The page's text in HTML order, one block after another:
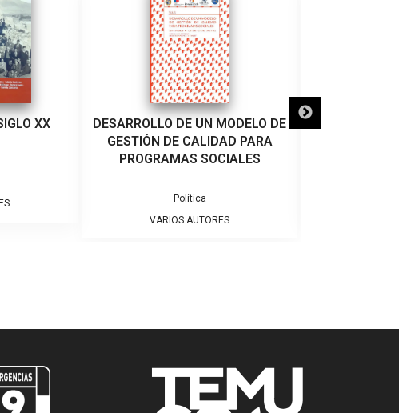
XX
DESARROLLO DE UN MODELO DE
GESTIÓN DE CALIDAD PARA
PROGRAMAS SOCIALES
Política
VARIOS AUTORES